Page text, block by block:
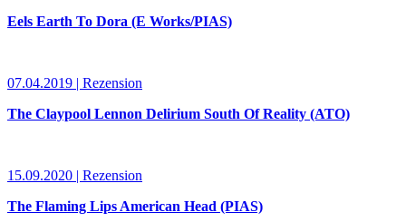
Eels Earth To Dora (E Works/PIAS)
07.04.2019 | Rezension
The Claypool Lennon Delirium South Of Reality (ATO)
15.09.2020 | Rezension
The Flaming Lips American Head (PIAS)